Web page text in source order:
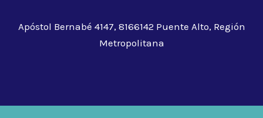
Apóstol Bernabé 4147, 8166142 Puente Alto, Región
Metropolitana